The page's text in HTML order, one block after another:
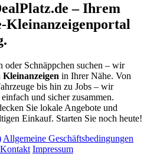
– Ihrem
Kleinanzeigenportal
.
oder Schnäppchen suchen – wir
Kleinanzeigen in Ihrer Nähe. Von
bis hin zu Jobs – wir
und sicher zusammen.
Sie lokale Angebote und
Einkauf. Starten Sie noch heute!
Allgemeine Geschäftsbedingungen
Kontakt Impressum